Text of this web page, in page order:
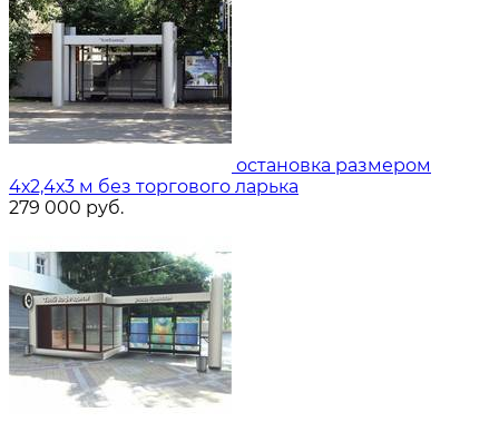
остановка размером
4х2,4х3 м без торгового ларька
279 000 руб.